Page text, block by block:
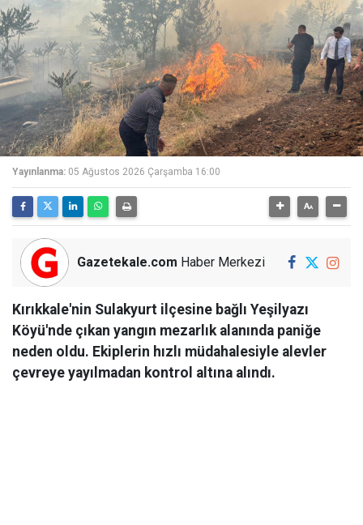
Yayınlanma: 05 Ağustos 2026 Çarşamba 16:00
Gazetekale.com Haber Merkezi
Kırıkkale'nin Sulakyurt ilçesine bağlı Yeşilyazı
Köyü'nde çıkan yangın mezarlık alanında paniğe
neden oldu. Ekiplerin hızlı müdahalesiyle alevler
çevreye yayılmadan kontrol altına alındı.